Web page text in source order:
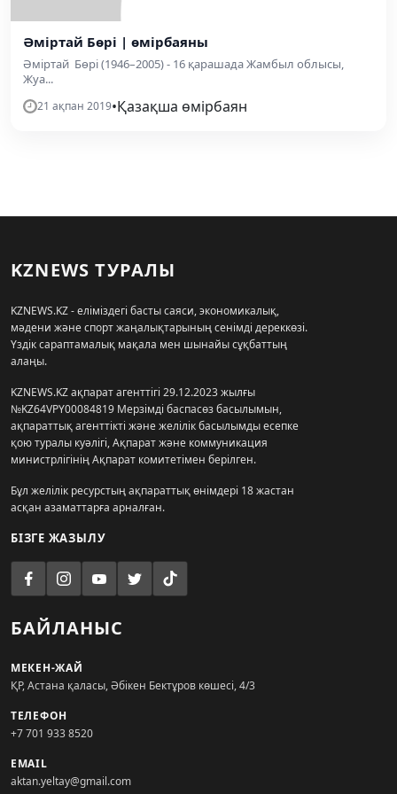
Әміртай Бөрі | өмірбаяны
Әміртай Бөрі (1946–2005) - 16 қарашада Жамбыл облысы,
Жуа...
21 ақпан 2019•Қазақша өмірбаян
KZNEWS ТУРАЛЫ
KZNEWS.KZ - еліміздегі басты саяси, экономикалық,
мәдени және спорт жаңалықтарының сенімді дереккөзі.
Үздік сараптамалық мақала мен шынайы сұқбаттың
алаңы.
KZNEWS.KZ ақпарат агенттігі 29.12.2023 жылғы
№KZ64VPY00084819 Мерзімді баспасөз басылымын,
ақпараттық агенттікті және желілік басылымды есепке
қою туралы куәлігі, Ақпарат және коммуникация
министрлігінің Ақпарат комитетімен берілген.
Бұл желілік ресурстың ақпараттық өнімдері 18 жастан
асқан азаматтарға арналған.
БІЗГЕ ЖАЗЫЛУ
БАЙЛАНЫС
МЕКЕН-ЖАЙ
ҚР, Астана қаласы, Әбікен Бектұров көшесі, 4/3
ТЕЛЕФОН
+7 701 933 8520
EMAIL
aktan.yeltay@gmail.com